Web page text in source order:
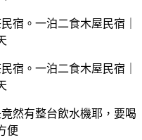
然有整台飲水機耶，要喝
便